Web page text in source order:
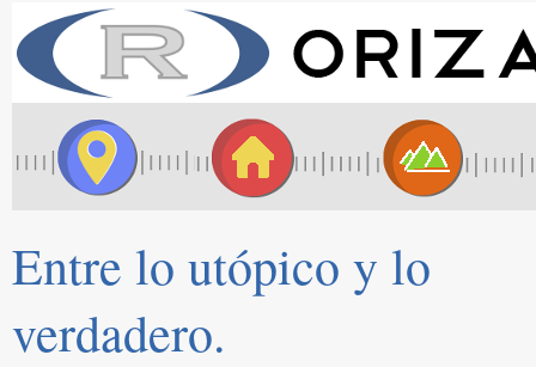
Entre lo utópico y lo
verdadero.